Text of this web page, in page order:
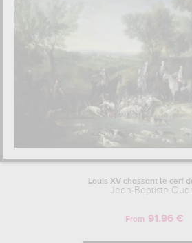
Louis XV chassant le cerf
Jean-Baptiste
From 91.96 €